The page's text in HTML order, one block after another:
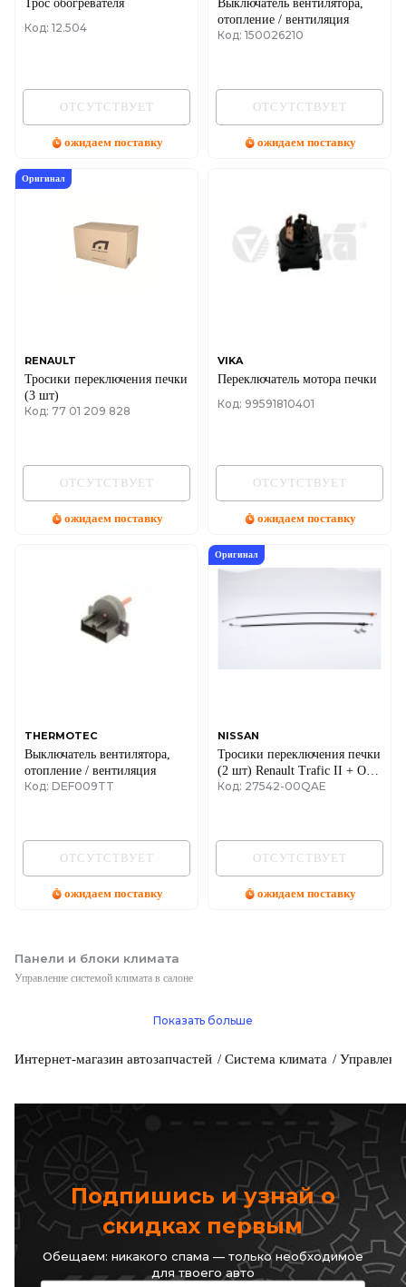
Трос обогревателя
Код: 12.504
ОТСУТСТВУЕТ
ожидаем поставку
Выключатель вентилятора,
отопление / вентиляция
Код: 150026210
ОТСУТСТВУЕТ
ожидаем поставку
Оригинал
RENAULT
Тросики переключения печки
(3 шт)
Код: 77 01 209 828
ОТСУТСТВУЕТ
ожидаем поставку
VIKA
Переключатель мотора печки
Код: 99591810401
ОТСУТСТВУЕТ
ожидаем поставку
THERMOTEC
Выключатель вентилятора,
отопление / вентиляция
Код: DEF009TT
ОТСУТСТВУЕТ
ожидаем поставку
Оригинал
NISSAN
Тросики переключения печки
(2 шт) Renault Trafic II + Opel
Vivaro A 01->14
Код: 27542-00QAE
ОТСУТСТВУЕТ
ожидаем поставку
Панели и блоки климата
Управление системой климата в салоне
Показать больше
Интернет-магазин автозапчастей Система климата
Подпишись и узнай о
скидках первым
Обещаем: никакого спама — только необходимое
для твоего авто